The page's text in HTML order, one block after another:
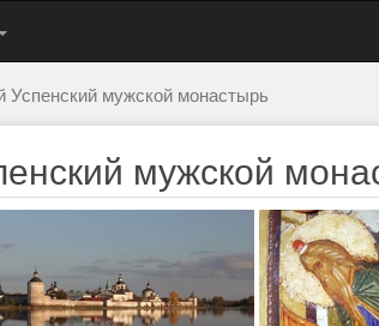
Успенский мужской монастырь
мужской